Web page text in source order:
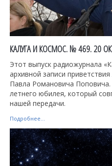
КАЛУГА И КОСМОС. № 469. 20
Этот выпуск радиожурнала
архивной записи
Павла Романовича
летнего юбилея, который
нашей передачи.
Подробнее...